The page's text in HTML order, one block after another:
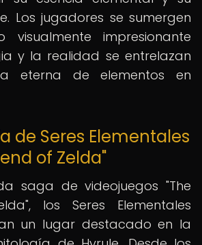
Los jugadores se sumergen
impresionante
y la realidad se entrelazan
eterna de elementos en
de Seres Elementales
of Zelda"
saga de videojuegos "The
los Seres Elementales
un lugar destacado en la